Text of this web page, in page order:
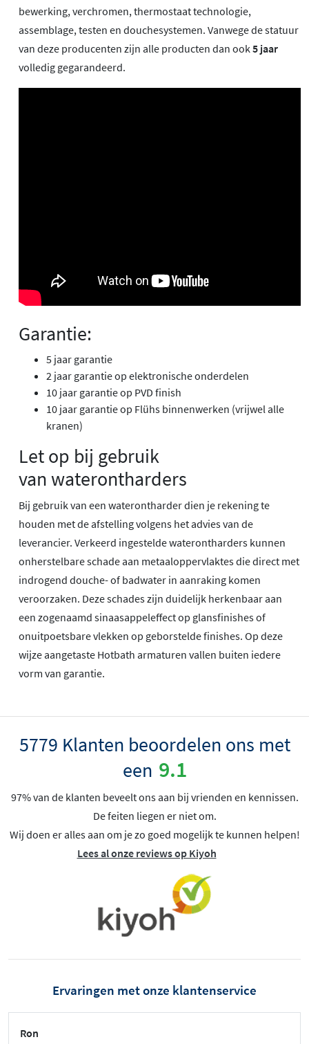
bewerking, verchromen, thermostaat technologie,
assemblage, testen en douchesystemen. Vanwege de statuur
van deze producenten zijn alle producten dan ook5 jaar
volledig gegarandeerd.
Garantie:
5 jaar garantie
2 jaar garantie op elektronische onderdelen
10 jaar garantie op PVD finish
10 jaar garantie op Flühs binnenwerken (vrijwel alle
kranen)
Let op bij gebruik
van waterontharders
Bij gebruik van een waterontharder dien je rekening te
houden met de afstelling volgens het advies van de
leverancier. Verkeerd ingestelde waterontharders kunnen
onherstelbare schade aan metaaloppervlaktes die direct met
indrogend douche- of badwater in aanraking komen
veroorzaken. Deze schades zijn duidelijk herkenbaar aan
een zogenaamd sinaasappeleffect op glansfinishes of
onuitpoetsbare vlekken op geborstelde finishes. Op deze
wijze aangetaste Hotbath armaturen vallen buiten iedere
vorm van garantie.
5779 Klanten beoordelen ons met
een 9.1
97% van de klanten beveelt ons aan bij vrienden en kennissen.
De feiten liegen er niet om.
Wij doen er alles aan om je zo goed mogelijk te kunnen helpen!
Lees al onze reviews op Kiyoh
Ervaringen met onze klantenservice
Ron